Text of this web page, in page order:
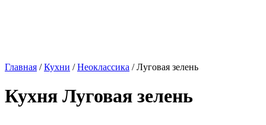
Главная /Кухни /Неоклассика / Луговая зелень
Кухня Луговая зелень